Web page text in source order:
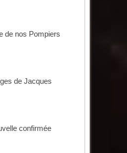
de nos Pompiers
de Jacques
confirmée